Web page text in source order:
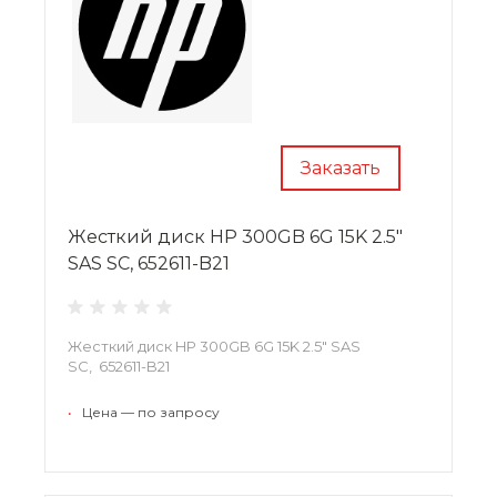
Заказать
Жесткий диск HP 300GB 6G 15K 2.5"
SAS SC, 652611-B21
Жесткий диск HP 300GB 6G 15K 2.5" SAS
SC, 652611-B21
• Цена — по запросу